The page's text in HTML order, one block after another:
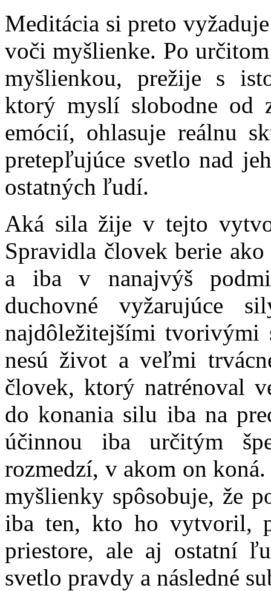
Meditácia si preto
voči myšlienke. Po
myšlienkou, prežije s
ktorý myslí slobodne od
emócií, ohlasuje reálnu
pretepľujúce svetlo nad
ostatných ľudí.
Aká sila žije v tejto
Spravidla človek berie
a iba v nanajvýš
duchovné vyžarujúce
najdôležitejšími tvorivými
nesú život a veľmi
človek, ktorý natrénoval
do konania silu iba na
účinnou iba určitým
rozmedzí, v akom on
myšlienky spôsobuje, že
iba ten, kto ho vytvoril,
priestore, ale aj ostatní
svetlo pravdy a následné